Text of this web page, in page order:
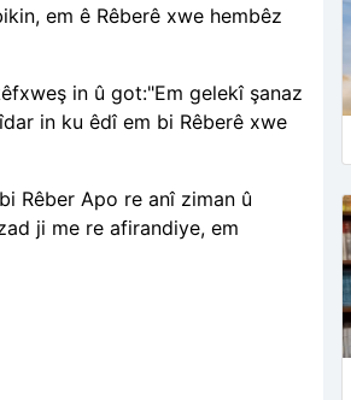
em ê Rêberê xwe hembêz
in û got:"Em gelekî şanaz
in ku êdî em bi Rêberê xwe
Rêber Apo re anî ziman û
ji me re afirandiye, em